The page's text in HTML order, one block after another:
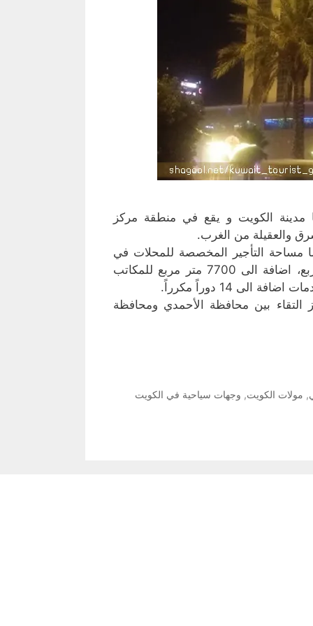
مدينة الكويت و يقع في منطقة مركز
والعقيلة من الغرب.
تبلغ نحو 9000 متر مربع، أما مساحة التأجير المخصصة للمحلات في
الدور الارضي والسرداب والميزانين 1 و2 فتبلغ 17000 متر مربع، اضافة الى 7700 متر مربع للمكاتب
14 دوراً مكرراً.
, مولات الكويت, وجهات سياحية في الكويت